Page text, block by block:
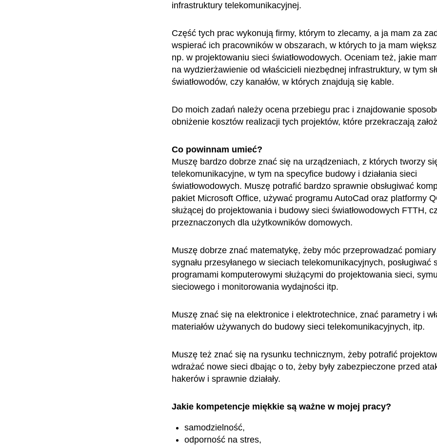
infrastruktury telekomunikacyjnej.
Część tych prac wykonują firmy, którym to zlecamy, a ja mam za
wspierać ich pracowników w obszarach, w których to ja mam
np. w projektowaniu sieci światłowodowych. Oceniam też, jakie
na wydzierżawienie od właścicieli niezbędnej infrastruktury, w tym
światłowodów, czy kanałów, w których znajdują się kable.
Do moich zadań należy ocena przebiegu prac i znajdowanie
obniżenie kosztów realizacji tych projektów, które przekraczają
Co powinnam umieć?
Muszę bardzo dobrze znać się na urządzeniach, z których tworzy
telekomunikacyjne, w tym na specyfice budowy i działania sieci
światłowodowych. Muszę potrafić bardzo sprawnie obsługiwać
pakiet Microsoft Office, używać programu AutoCad oraz platformy
służącej do projektowania i budowy sieci światłowodowych FTTH,
przeznaczonych dla użytkowników domowych.
Muszę dobrze znać matematykę, żeby móc przeprowadzać
sygnału przesyłanego w sieciach telekomunikacyjnych, posługiwać
programami komputerowymi służącymi do projektowania sieci,
sieciowego i monitorowania wydajności itp.
Muszę znać się na elektronice i elektrotechnice, znać parametry i
materiałów używanych do budowy sieci telekomunikacyjnych, itp.
Muszę też znać się na rysunku technicznym, żeby potrafić
wdrażać nowe sieci dbając o to, żeby były zabezpieczone przed
hakerów i sprawnie działały.
Jakie kompetencje miękkie są ważne w mojej pracy?
samodzielność,
odporność na stres,